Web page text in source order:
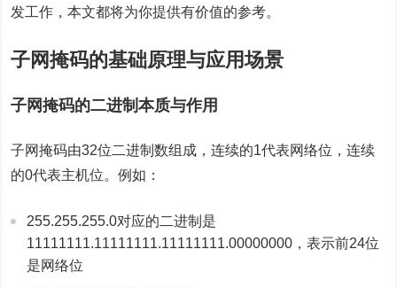
发工作，本文都将为你提供有价值的参考。
子网掩码的基础原理与应用场景
子网掩码的二进制本质与作用
子网掩码由32位二进制数组成，连续的1代表网络位，连续
的0代表主机位。例如：
255.255.255.0对应的二进制是
11111111.11111111.11111111.00000000，表示前24位
是网络位